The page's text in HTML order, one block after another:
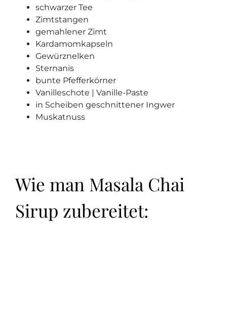
schwarzer Tee
Zimtstangen
gemahlener Zimt
Kardamomkapseln
Gewürznelken
Sternanis
bunte Pfefferkörner
Vanilleschote | Vanille-Paste
in Scheiben geschnittener Ingwer
Muskatnuss
Wie man Masala Chai
Sirup zubereitet: